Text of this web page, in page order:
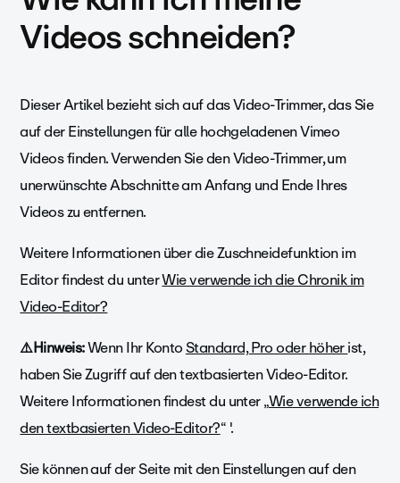
Videos schneiden?
Dieser Artikel bezieht sich auf das Video-Trimmer, das Sie
auf der Einstellungen für alle hochgeladenen Vimeo
Videos finden. Verwenden Sie den Video-Trimmer, um
unerwünschte Abschnitte am Anfang und Ende Ihres
Videos zu entfernen.
Weitere Informationen über die Zuschneidefunktion im
Editor findest du unterWie verwende ich die Chronik im
Video-Editor?
⚠️Hinweis:Wenn Ihr KontoStandard, Pro oder höherist,
haben Sie Zugriff auf den textbasierten Video-Editor.
Weitere Informationen findest du unter „Wie verwende ich
den textbasierten Video-Editor?“ '.
Sie können auf der Seite mit den Einstellungen auf den